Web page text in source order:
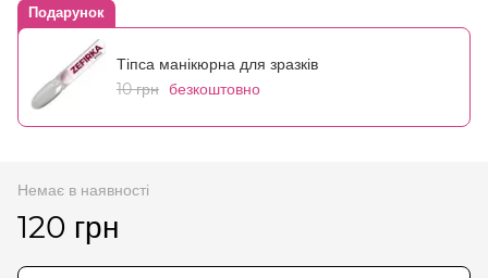
Подарунок
Тіпса манікюрна для зразків
10 грн безкоштовно
Немає в наявності
120 грн